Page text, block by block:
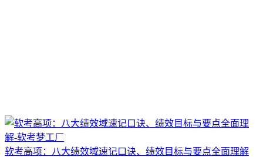
软考高项：八大绩效域速记口诀、绩效目标与要点全面理解